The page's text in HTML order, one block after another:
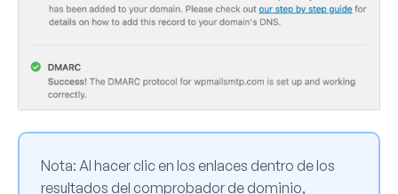
Nota: Al hacer clic en los enlaces dentro de los
resultados del comprobador de dominio,